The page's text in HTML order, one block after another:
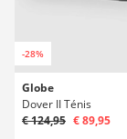
-28%
Globe
Dover II Ténis
€ 124,95 € 89,95